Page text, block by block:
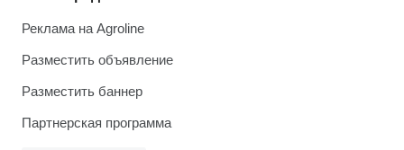
Реклама на Agroline
Разместить объявление
Разместить баннер
Партнерская программа